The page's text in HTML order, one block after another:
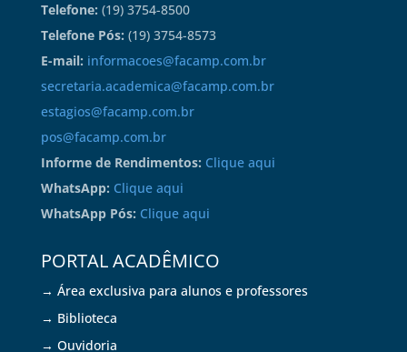
Telefone: (19) 3754-8500
Telefone Pós: (19) 3754-8573
E-mail: informacoes@facamp.com.br
secretaria.academica@facamp.com.br
estagios@facamp.com.br
pos@facamp.com.br
Informe de Rendimentos: Clique aqui
WhatsApp: Clique aqui
WhatsApp Pós: Clique aqui
PORTAL ACADÊMICO
→ Área exclusiva para alunos e professores
→ Biblioteca
→ Ouvidoria